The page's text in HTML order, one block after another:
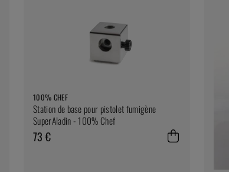
100% CHEF
Station de base pour pistolet fumigène
SuperAladin - 100% Chef
73 €